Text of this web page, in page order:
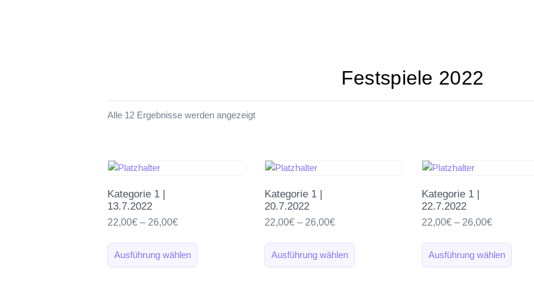
Festspiele 2022
Alle 12 Ergebnisse werden angezeigt
Kategorie 1 |
13.7.2022
22,00€ – 26,00€
Ausführung wählen
Kategorie 1 |
20.7.2022
22,00€ – 26,00€
Ausführung wählen
Kategorie 1 |
22.7.2022
22,00€ – 26,00€
Ausführung wählen